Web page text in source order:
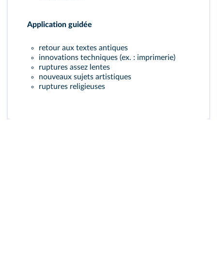
Application guidée
retour aux textes antiques
innovations techniques (ex. : imprimerie)
ruptures assez lentes
nouveaux sujets artistiques
ruptures religieuses